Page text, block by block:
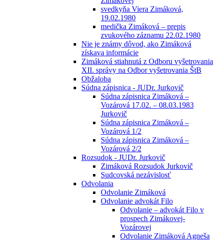
svedkyňa Viera Zimáková,
19.02.1980
medička Zimáková – prepis
zvukového záznamu 22.02.1980
Nie je známy dôvod, ako Zimáková
získava informácie
Zimáková stiahnutá z Odboru vyšetrovania
XII. správy na Odbor vyšetrovania ŠtB
Obžaloba
Súdna zápisnica - JUDr. Jurkovič
Súdna zápisnica Zimáková –
Vozárová 17.02. – 08.03.1983
Jurkovič
Súdna zápisnica Zimáková –
Vozárová 1/2
Súdna zápisnica Zimáková –
Vozárová 2/2
Rozsudok - JUDr. Jurkovič
Zimáková Rozsudok Jurkovič
Sudcovská nezávislosť
Odvolania
Odvolanie Zimáková
Odvolanie advokát Filo
Odvolanie – advokát Filo v
prospech Zimákovej-
Vozárovej
Odvolanie Zimáková Agneša